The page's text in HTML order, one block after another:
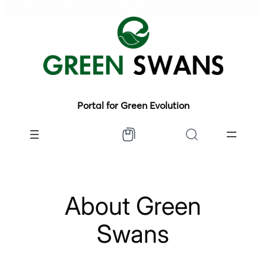
Portal for Green Evolution
About Green
Swans